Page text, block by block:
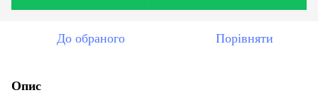
До обраного Порівняти
Опис